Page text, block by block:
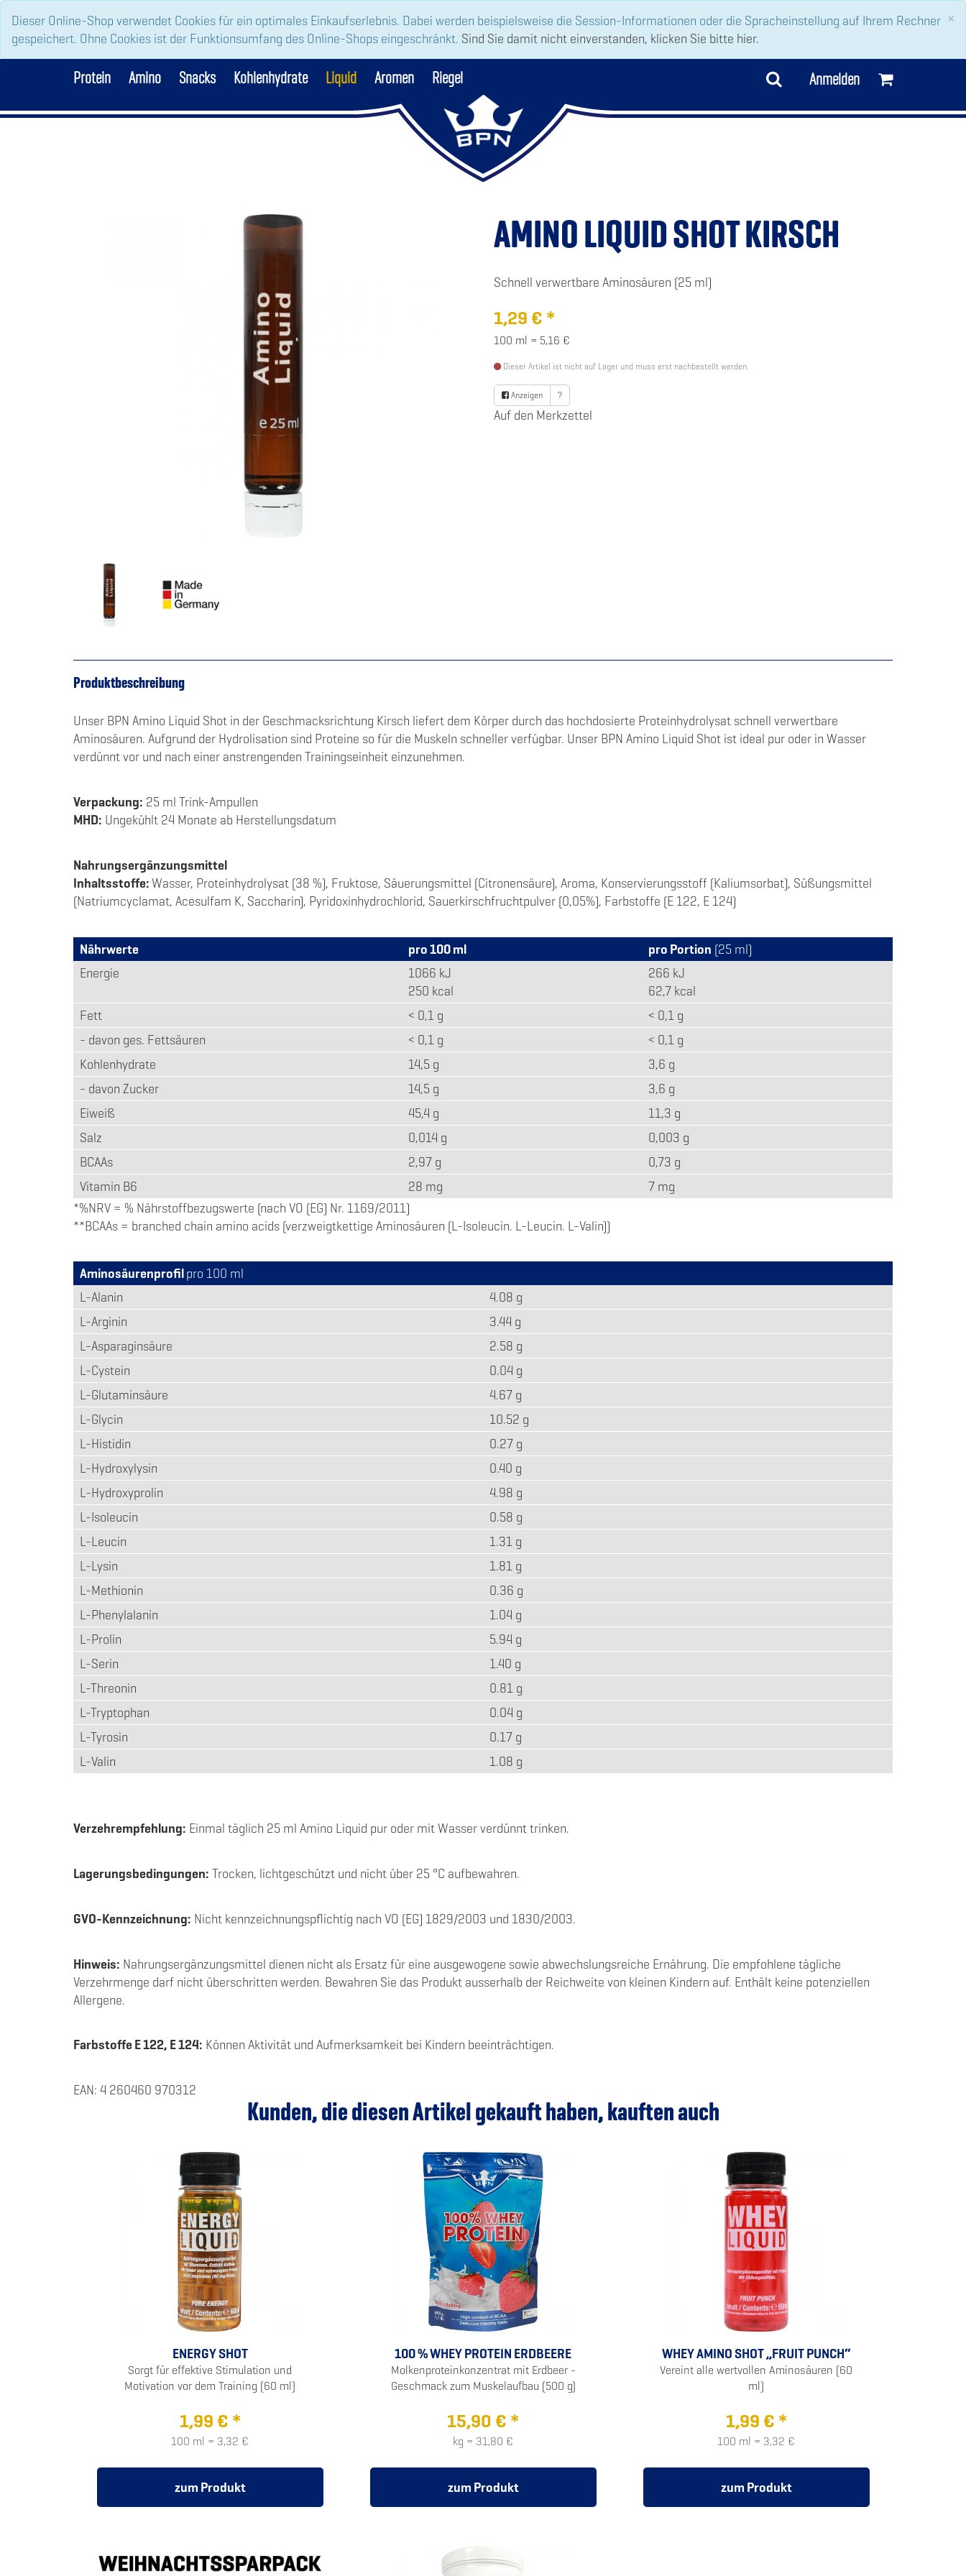
×
Dieser Online-Shop verwendet Cookies für ein optimales Einkaufserlebnis. Dabei werden beispielsweise die Session-Informationen oder die Spracheinstellung auf Ihrem Rechner
gespeichert. Ohne Cookies ist der Funktionsumfang des Online-Shops eingeschränkt. Sind Sie damit nicht einverstanden, klicken Sie bitte hier.
Protein Amino Snacks Kohlenhydrate Liquid Aromen Riegel Anmelden
AMINO LIQUID SHOT KIRSCH
Schnell verwertbare Aminosäuren (25 ml)
1,29 € *
100 ml = 5,16 €
Dieser Artikel ist nicht auf Lager und muss erst nachbestellt werden.
Anzeigen ?
Auf den Merkzettel
Produktbeschreibung
Unser BPN Amino Liquid Shot in der Geschmacksrichtung Kirsch liefert dem Körper durch das hochdosierte Proteinhydrolysat schnell verwertbare
Aminosäuren. Aufgrund der Hydrolisation sind Proteine so für die Muskeln schneller verfügbar. Unser BPN Amino Liquid Shot ist ideal pur oder in Wasser
verdünnt vor und nach einer anstrengenden Trainingseinheit einzunehmen.
Verpackung: 25 ml Trink-Ampullen
MHD: Ungekühlt 24 Monate ab Herstellungsdatum
Nahrungsergänzungsmittel
Inhaltsstoffe:Wasser, Proteinhydrolysat (38 %), Fruktose, Säuerungsmittel (Citronensäure), Aroma, Konservierungsstoff (Kaliumsorbat), Süßungsmittel
(Natriumcyclamat, Acesulfam K, Saccharin), Pyridoxinhydrochlorid, Sauerkirschfruchtpulver (0,05%), Farbstoffe (E 122, E 124)
Nährwerte pro 100 ml pro Portion (25 ml)
Energie
1066 kJ
250 kcal
266 kJ
62,7 kcal
Fett
< 0,1 g
< 0,1 g
- davon ges. Fettsäuren
< 0,1 g
< 0,1 g
Kohlenhydrate
14,5 g
3,6 g
- davon Zucker
14,5 g
3,6 g
Eiweiß
45,4 g
11,3 g
Salz
0,014 g
0,003 g
BCAAs
2,97 g
0,73 g
Vitamin B6
28 mg
7 mg
*%NRV = % Nährstoffbezugswerte (nach VO (EG) Nr. 1169/2011)
**BCAAs = branched chain amino acids (verzweigtkettige Aminosäuren (L-Isoleucin. L-Leucin. L-Valin))
Aminosäurenprofilpro 100 ml
L-Alanin
4.08 g
L-Arginin
3.44 g
L-Asparaginsäure
2.58 g
L-Cystein
0.04 g
L-Glutaminsäure
4.67 g
L-Glycin
10.52 g
L-Histidin
0.27 g
L-Hydroxylysin
0.40 g
L-Hydroxyprolin
4.98 g
L-Isoleucin
0.58 g
L-Leucin
1.31 g
L-Lysin
1.81 g
L-Methionin
0.36 g
L-Phenylalanin
1.04 g
L-Prolin
5.94 g
L-Serin
1.40 g
L-Threonin
0.81 g
L-Tryptophan
0.04 g
L-Tyrosin
0.17 g
L-Valin
1.08 g
Verzehrempfehlung: Einmal täglich 25 ml Amino Liquid pur oder mit Wasser verdünnt trinken.
Lagerungsbedingungen: Trocken, lichtgeschützt und nicht über 25 °C aufbewahren.
GVO-Kennzeichnung: Nicht kennzeichnungspflichtig nach VO (EG) 1829/2003 und 1830/2003.
Hinweis: Nahrungsergänzungsmittel dienen nicht als Ersatz für eine ausgewogene sowie abwechslungsreiche Ernährung. Die empfohlene tägliche
Verzehrmenge darf nicht überschritten werden. Bewahren Sie das Produkt ausserhalb der Reichweite von kleinen Kindern auf. Enthält keine potenziellen
Allergene.
Farbstoffe E 122, E 124: Können Aktivität und Aufmerksamkeit bei Kindern beeinträchtigen.
EAN: 4 260460 970312
Kunden, die diesen Artikel gekauft haben, kauften auch
ENERGY SHOT
Sorgt für effektive Stimulation und
Motivation vor dem Training (60 ml)
1,99 € *
100 ml = 3,32 €
zum Produkt
100 % WHEY PROTEIN ERDBEERE
Molkenproteinkonzentrat mit Erdbeer -
Geschmack zum Muskelaufbau (500 g)
15,90 € *
kg = 31,80 €
zum Produkt
WHEY AMINO SHOT „FRUIT PUNCH“
Vereint alle wertvollen Aminosäuren (60
ml)
1,99 € *
100 ml = 3,32 €
zum Produkt